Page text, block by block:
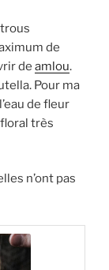
de
de amlou.
Pour ma
de fleur
très
n’ont pas